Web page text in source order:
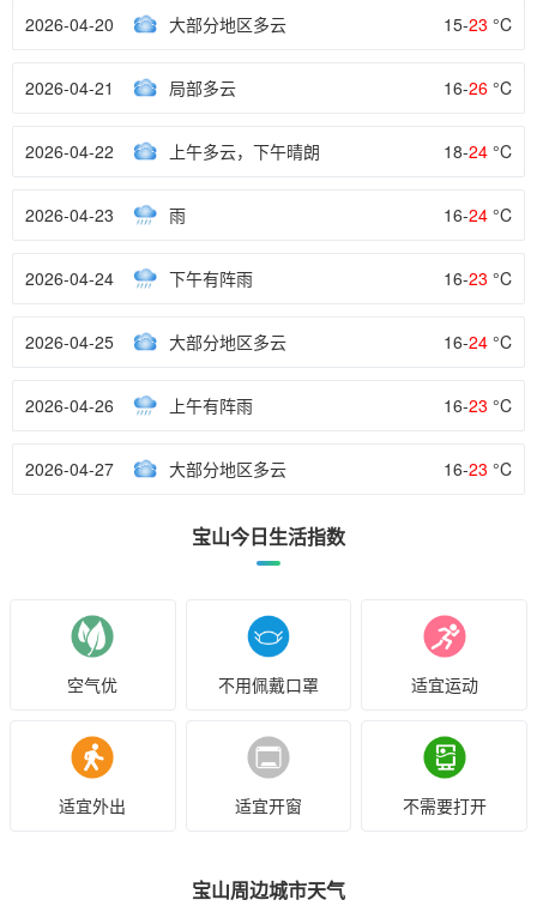
2026-04-20 大部分地区多云 15-23 °C
2026-04-21 局部多云 16-26 °C
2026-04-22 上午多云，下午晴朗 18-24 °C
2026-04-23 雨 16-24 °C
2026-04-24 下午有阵雨 16-23 °C
2026-04-25 大部分地区多云 16-24 °C
2026-04-26 上午有阵雨 16-23 °C
2026-04-27 大部分地区多云 16-23 °C
宝山今日生活指数
空气优 不用佩戴口罩 适宜运动
适宜外出 适宜开窗 不需要打开
宝山周边城市天气